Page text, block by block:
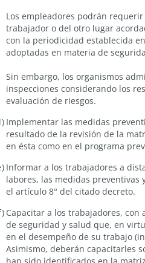
Los empleadores podrán
trabajador o del otro lugar
con la periodicidad establecida
adoptadas en materia de
Sin embargo, los organismos
inspecciones considerando los
evaluación de riesgos.
Implementar las medidas
resultado de la revisión de la
en ésta como en el programa
Informar a los trabajadores a
labores, las medidas preventivas
el artículo 8° del citado decreto.
Capacitar a los trabajadores,
de seguridad y salud que, en
en el desempeño de su trabajo
Asimismo, deberán capacitarles